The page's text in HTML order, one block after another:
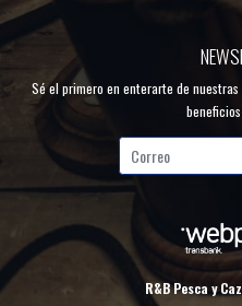
Sé el primero en enterarte de
R&B Pesca y